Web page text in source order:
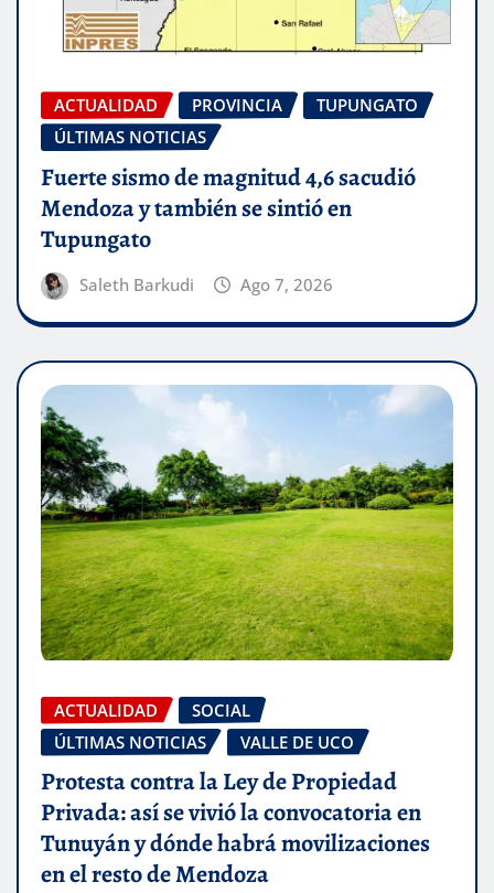
ACTUALIDAD PROVINCIA
TUPUNGATO
ÚLTIMAS NOTICIAS
Fuerte sismo de magnitud 4,6 sacudió
Mendoza y también se sintió en
Tupungato
Saleth Barkudi Ago 7, 2026
ACTUALIDAD
SOCIAL
ÚLTIMAS NOTICIAS
VALLE DE UCO
Protesta contra la Ley de Propiedad
Privada: así se vivió la convocatoria en
Tunuyán y dónde habrá movilizaciones
en el resto de Mendoza